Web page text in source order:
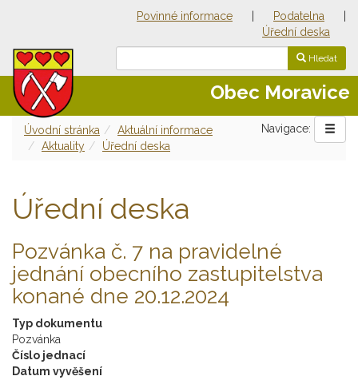
Povinné informace Podatelna
Úřední deska
Hledat
Obec Moravice
Navigace:
Úvodní stránka
Aktuální informace
Aktuality
Úřední deska
Úřední deska
Pozvánka č. 7 na pravidelné
jednání obecního zastupitelstva
konané dne 20.12.2024
Typ dokumentu
Pozvánka
Číslo jednací
Datum vyvěšení